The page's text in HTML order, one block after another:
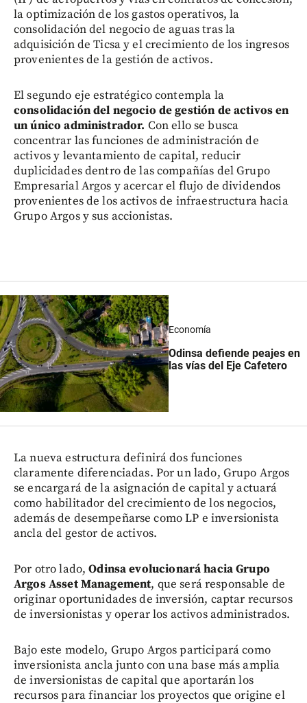
la optimización de los gastos operativos, la
consolidación del negocio de aguas tras la
adquisición de Ticsa y el crecimiento de los ingresos
provenientes de la gestión de activos.
El segundo eje estratégico contempla la
consolidación del negocio de gestión de activos en
un único administrador. Con ello se busca
concentrar las funciones de administración de
activos y levantamiento de capital, reducir
duplicidades dentro de las compañías del Grupo
Empresarial Argos y acercar el flujo de dividendos
provenientes de los activos de infraestructura hacia
Grupo Argos y sus accionistas.
Economía
Odinsa defiende peajes en
las vías del Eje Cafetero
La nueva estructura definirá dos funciones
claramente diferenciadas. Por un lado, Grupo Argos
se encargará de la asignación de capital y actuará
como habilitador del crecimiento de los negocios,
además de desempeñarse como LP e inversionista
ancla del gestor de activos.
Por otro lado,Odinsa evolucionará hacia Grupo
Argos Asset Management, que será responsable de
originar oportunidades de inversión, captar recursos
de inversionistas y operar los activos administrados.
Bajo este modelo, Grupo Argos participará como
inversionista ancla junto con una base más amplia
de inversionistas de capital que aportarán los
recursos para financiar los proyectos que origine el